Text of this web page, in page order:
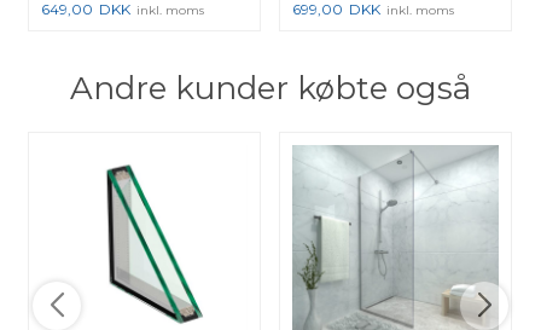
649,00 DKK inkl. moms 699,00 DKK inkl. moms
Andre kunder købte også